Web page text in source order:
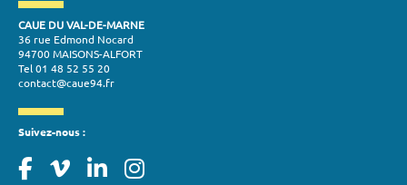
CAUE DU VAL-DE-MARNE
36 rue Edmond Nocard
94700 MAISONS-ALFORT
Tel 01 48 52 55 20
contact@caue94.fr
Suivez-nous :